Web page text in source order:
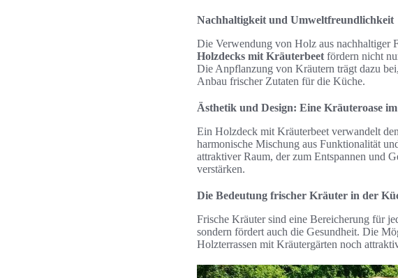
Nachhaltigkeit und Umweltfreundlichkeit
Die Verwendung von Holz aus nachhaltiger
Holzdecks mit Kräuterbeet fördern nicht
Die Anpflanzung von Kräutern trägt dazu
Anbau frischer Zutaten für die Küche.
Ästhetik und Design: Eine Kräuteroase
Ein Holzdeck mit Kräuterbeet verwandelt
harmonische Mischung aus Funktionalität
attraktiver Raum, der zum Entspannen und
verstärken.
Die Bedeutung frischer Kräuter in der
Frische Kräuter sind eine Bereicherung für
sondern fördert auch die Gesundheit. Die
Holzterrassen mit Kräutergärten noch